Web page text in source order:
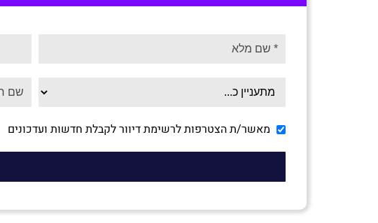
מאשר/ת הצטרפות לרשימת דיוור לקבלת חדשות ועדכונים